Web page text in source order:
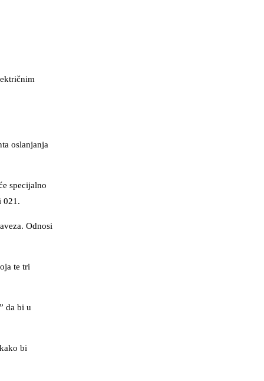
oslanjanja
specijalno
021.
Odnosi
te tri
da bi u
bi